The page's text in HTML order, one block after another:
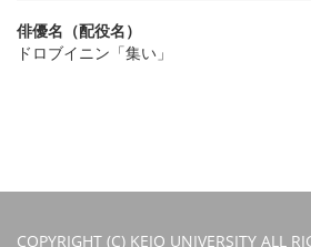
俳優名（配役名）
ドロブイニン「集い」
COPYRIGHT (C) KEIO UNIVERSITY ALL